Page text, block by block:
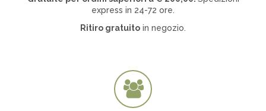
express in 24-72 ore.
Ritiro gratuito in negozio.